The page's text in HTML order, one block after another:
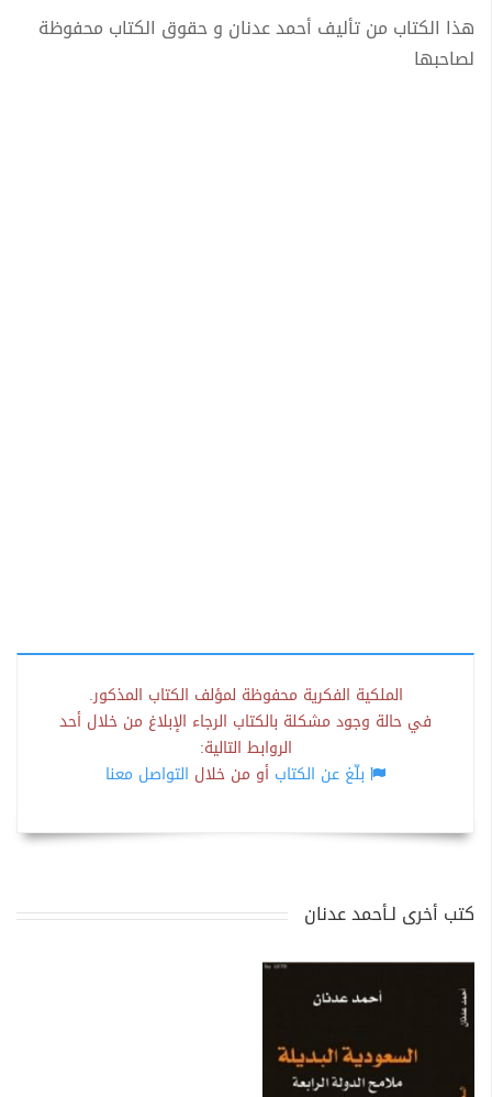
هذا الكتاب من تأليف أحمد عدنان و حقوق الكتاب محفوظة
لصاحبها
الملكية الفكرية محفوظة لمؤلف الكتاب المذكور.
في حالة وجود مشكلة بالكتاب الرجاء الإبلاغ من خلال أحد
الروابط التالية:
بلّغ عن الكتاب أو من خلال التواصل معنا
كتب أخرى لـأحمد عدنان